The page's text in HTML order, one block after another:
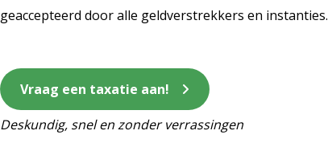
geaccepteerd door alle geldverstrekkers en instanties.
Vraag een taxatie aan!
Deskundig, snel en zonder verrassingen